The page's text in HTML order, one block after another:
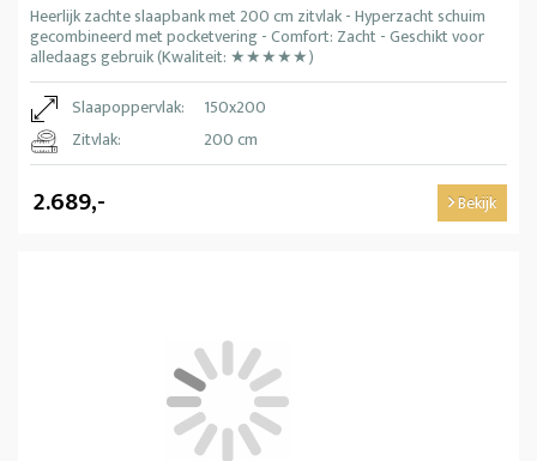
Heerlijk zachte slaapbank met 200 cm zitvlak - Hyperzacht schuim
gecombineerd met pocketvering - Comfort: Zacht - Geschikt voor
alledaags gebruik (Kwaliteit: ★★★★★)
Slaapoppervlak:
150x200
Zitvlak:
200 cm
2.689,- Bekijk